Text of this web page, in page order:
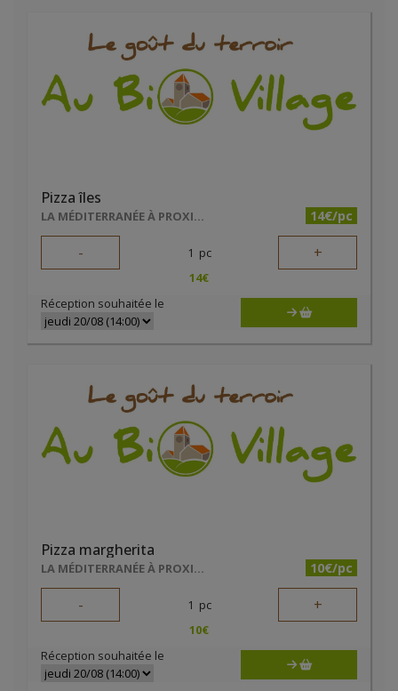
Pizza îles
LA MÉDITERRANÉE À PROXIMITÉ 14€/pc
- 1 pc +
14€
Réception souhaitée le
Pizza margherita
LA MÉDITERRANÉE À PROXIMITÉ 10€/pc
- 1 pc +
10€
Réception souhaitée le